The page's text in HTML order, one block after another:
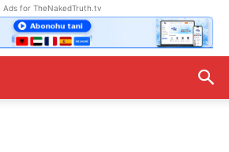
Ads for TheNakedTruth.tv